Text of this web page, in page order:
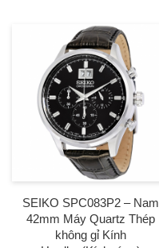
SEIKO SPC083P2 – Nam
42mm Máy Quartz Thép
không gỉ Kính